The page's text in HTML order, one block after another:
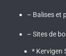
– Balises et
– Sites de
* Kervigen